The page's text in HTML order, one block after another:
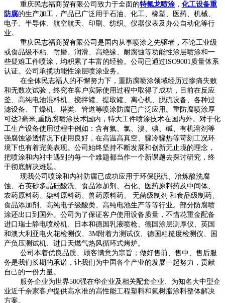
重庆民志福商贸有限公司致力于全面的特氟龙喷涂 ， 化工设备重
防腐的生产加工，产品已广泛用于石油、化工、橡塑、医药、机械、
电子、半导体、航空航天、印刷、纺织、仪器仪表及办公自动化等行
业。
重庆民志福商贸有限公司是国内从事喷涂之先驱者，不论工业级
或食品级不粘、耐磨、润滑、高绝缘、耐腐蚀等功能性涂层喷涂和一
些疑难工件喷涂，均积累了丰富的经验。公司已通过lSO9001质量体系
认证。公司承揽功能性涂层喷涂业务。
在全体民志福人的不懈努力下，重防腐喷涂领域经历过惨痛失败
和无数次试验，终究在客户实际使用过程中取得了成功，目前在反应
釜、高纯电池混料机、搅拌罐、提取罐、离心机、脱硫设备、各种过
滤设备、干燥机、塔类、管道等喷涂防腐已广泛应用。重防腐喷涂厚
可达2毫米,重防腐喷涂技术国内，特大工件喷涂技术在国内外。对于化
工生产设备使用过程中例如：含有氟、氯、溴、碘、碱、有机溶剂等
强腐蚀渗透情况下使用良好，在高温高真空、骤冷骤热等苛刻工况环
境下也有着完美表现。公司始终坚持不断发展和创新无止境的理念，
把喷涂和内衬中遇到的每一个难题都当作一个新课题去探讨研究，终
于彻底解决难题。
现我公司喷涂和内衬防腐已成功应用于环保脱硫、冶炼酸洗腐
蚀、石英砂多晶硅酸洗、食品添加剂、石化、医药原料药及中间体、
农药原料药、染料原料药、兽药原料药、 无菌级制剂 和食品级制药、
食品添加剂、高纯电子级酸类、高纯电池生产等等行业。部分防腐喷
涂还出口到国外。公司为了保证客户使用设备质量，不惜花重金配备
进口瑞士静电喷粉机、日本和德国乳液喷枪、德国涂层测厚仪、英国
和澳大利亚电火花检测仪、3M附着力测试仪、德国粗糙度检测仪、国
产负压测试机、进口天燃气热风循环式烤炉。
公司本着优良品质、顾客满意为宗旨；做好售前、售中、售后服
务是我们长期的承诺，让我们为中国各个产业的发展一起努力，贡献
自己的一份力量。
服务企业为世界500强在华企业及相关配套企业、为知名大中型企
业近千余家客户提供高水准的高性能工程塑料和氟树脂涂料整体解决
方案。